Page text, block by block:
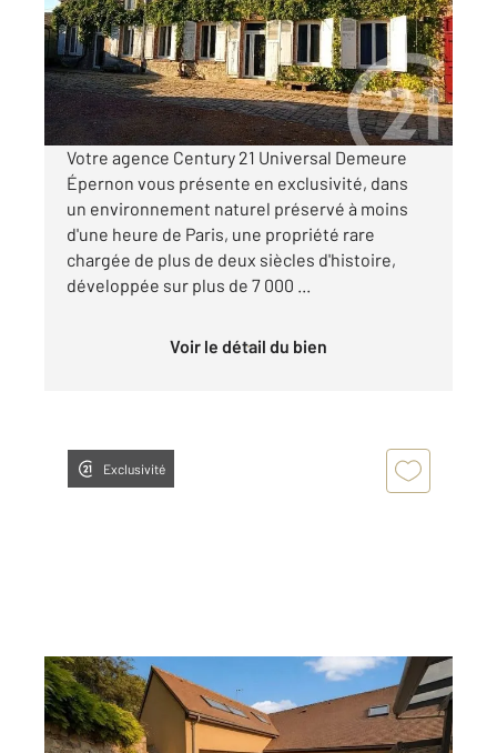
Maison à vendre
819 000 €
Visiter le site dédié
Votre agence Century 21 Universal Demeure
Épernon vous présente en exclusivité, dans
un environnement naturel préservé à moins
d'une heure de Paris, une propriété rare
chargée de plus de deux siècles d'histoire,
développée sur plus de 7 000 ...
Voir le détail du bien
Exclusivité
EPERNON 28
206,17 m2, 7 pièces
Ref : 3068